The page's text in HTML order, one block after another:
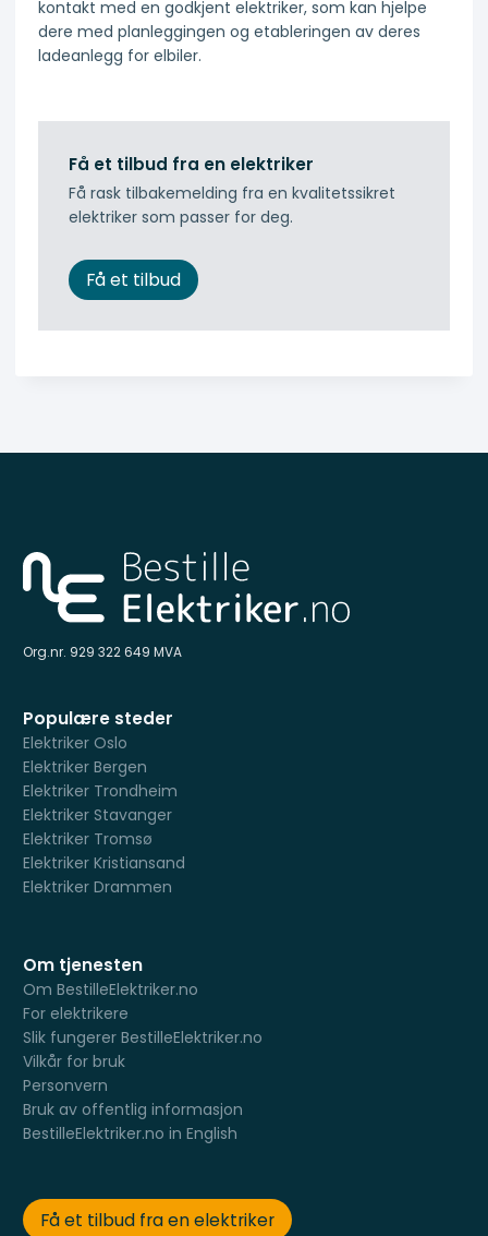
kontakt med en godkjent elektriker, som kan hjelpe
dere med planleggingen og etableringen av deres
ladeanlegg for elbiler.
Få et tilbud fra en elektriker
Få rask tilbakemelding fra en kvalitetssikret
elektriker som passer for deg.
Få et tilbud
Org.nr. 929 322 649 MVA
Populære steder
Elektriker Oslo
Elektriker Bergen
Elektriker Trondheim
Elektriker Stavanger
Elektriker Tromsø
Elektriker Kristiansand
Elektriker Drammen
Om tjenesten
Om BestilleElektriker.no
For elektrikere
Slik fungerer BestilleElektriker.no
Vilkår for bruk
Personvern
Bruk av offentlig informasjon
BestilleElektriker.no in English
Få et tilbud fra en elektriker